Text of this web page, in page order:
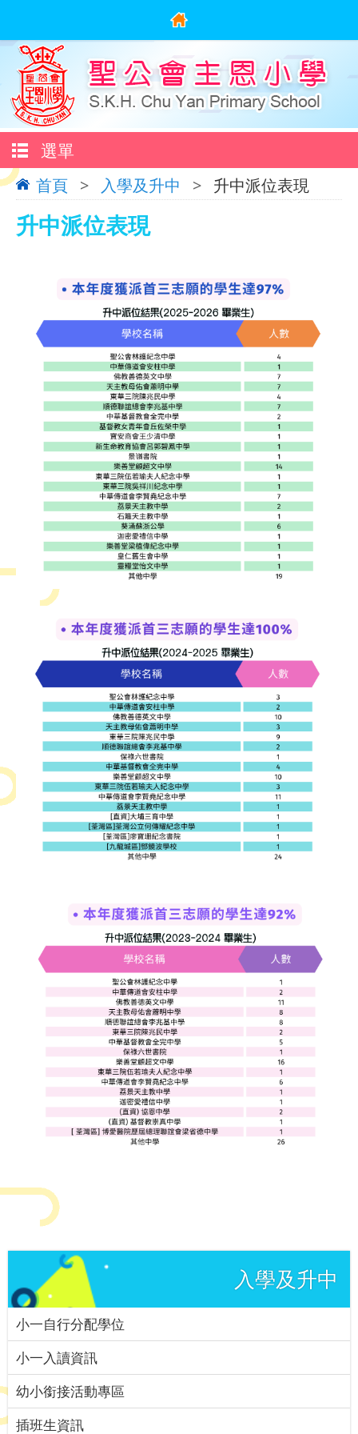
選單
首頁 > 入學及升中 > 升中派位表現
升中派位表現
入學及升中
小一自行分配學位
小一入讀資訊
幼小銜接活動專區
插班生資訊